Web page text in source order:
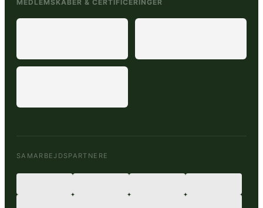
MEDLEMSKABER & CERTIFICERINGER
SAMARBEJDSPARTNERE